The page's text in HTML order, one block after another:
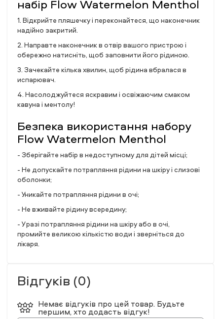
набір Flow Watermelon Menthol
1. Відкрийте пляшечку і переконайтеся, що наконечник
надійно закритий.
2. Направте наконечник в отвір вашого пристрою і
обережно натисніть, щоб заповнити його рідиною.
3. Зачекайте кілька хвилин, щоб рідина вбралася в
испарювач.
4. Насолоджуйтеся яскравим і освіжаючим смаком
кавуна і ментолу!
Безпека використання набору
Flow Watermelon Menthol
- Зберігайте набір в недоступному для дітей місці;
- Не допускайте потрапляння рідини на шкіру і слизові
оболонки;
- Уникайте потрапляння рідини в очі;
- Не вживайте рідину всередину;
- У разі потрапляння рідини на шкіру або в очі,
промийте великою кількістю води і зверніться до
лікаря.
Відгуків (0)
Немає відгуків про цей товар. Будьте
першим, хто додасть відгук!